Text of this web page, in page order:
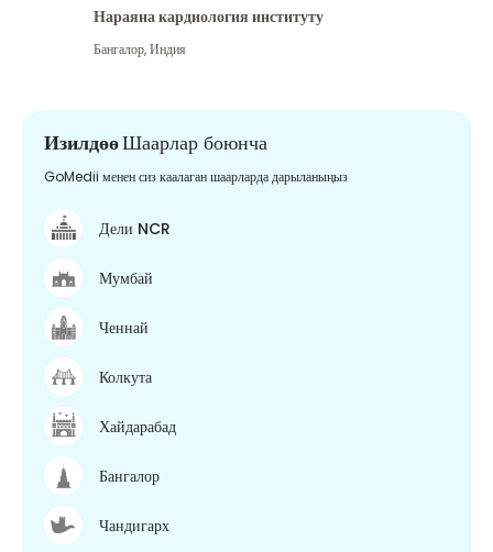
Нараяна кардиология институту
Бангалор,Индия
ИзилдөөШаарлар боюнча
GoMedii менен сиз каалаган шаарларда дарыланыңыз
Дели NCR
Мумбай
Ченнай
Колкута
Хайдарабад
Бангалор
Чандигарх